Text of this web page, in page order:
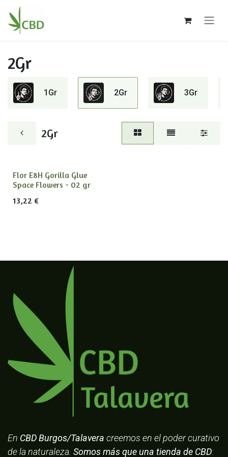
Ir al contenido
2Gr
1Gr 2Gr 3Gr
2Gr
Flor E8H Gorilla Glue
Space Flowers - 02 gr
13,22 €
En CBD Burgos/Talavera creemos en el poder curativo
de la naturaleza. Somos más que una tienda de CBD: